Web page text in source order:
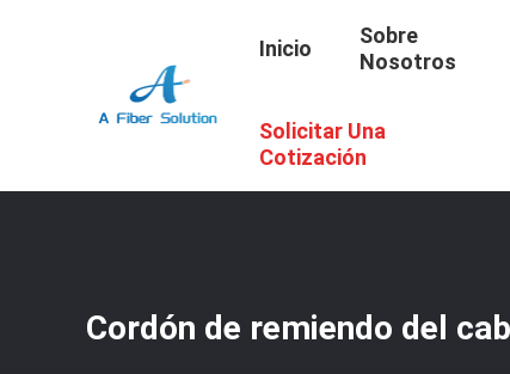
Inicio
Sobre
Nosotros
Solicitar Una
Cotización
Inicio / Productos Cordón De Remiendo Del Cable De
Cordón de remiendo del